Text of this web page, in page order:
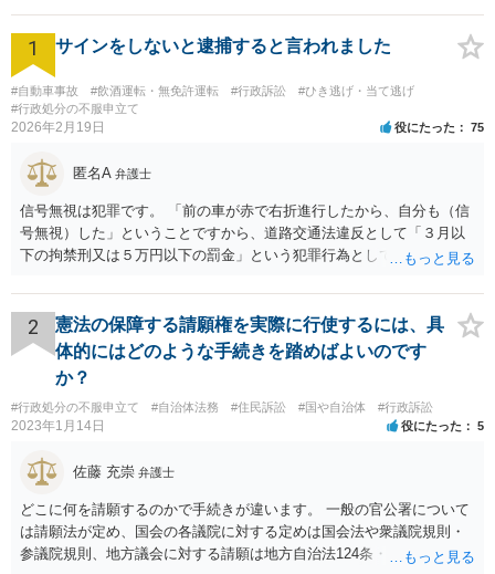
1 サインをしないと逮捕すると言われました
#自動車事故 #飲酒運転・無免許運転 #行政訴訟
#ひき逃げ・当て逃げ
#行政処分の不服申立て
2026年2月19日 役にたった 75
匿名A 弁護士
信号無視は犯罪です。 「前の車が赤で右折進行したから、自分も（信
号無視）した」ということですから、道路交通法違反として「３月以
下の拘禁刑又は５万円以下の罰金」という犯罪行為として処罰される
ようとしまいと現行犯逮捕できるわけです。 そこを、「サインをしな
いと逮捕する」というのは、「現行犯逮捕して刑事処分（罰金でも前
科になる）にできるが、認めてサインすれば反則処理（何千円程度の
反則金があっても前科にならない）ですませてあげる」という意味で
す。 あなたはこの警察官を非難するのではなく、感謝すべきというこ
とです。 警察官の「こんな事を言うのだったら免許証返した方がい
い」との発言ですが、実際「前の車が赤で右折進行したから、自分も
（信号無視）した」というあなたと同じ考えの人が運転をしている公
道は、きちんと交通ルールを守っている人や歩行者らにとってとても
危険なものであり怖いので、そのような人には是非とも運転免許を返
納してほしいと思うのが社会の大勢です。 実際「交通違反を繰り返せ
ば免許停止や取消（強制返納）になる」のはそういうことです。 たま
たま（あなたにとって）いい警察官にあたったことをきっかけに、む
2
憲法の保障する請願権を実際に行使するには、具
体的にはどのような手続きを踏めばよいのです
か？
#行政処分の不服申立て #自治体法務 #住民訴訟 #国や自治体 #行政訴訟
2023年1月14日 役にたった 5
佐藤 充崇 弁護士
どこに何を請願するのかで手続きが違います。 一般の官公署について
は請願法が定め、国会の各議院に対する定めは国会法や衆議院規則・
参議院規則、地方議会に対する請願は地方自治法124条・125条が定め